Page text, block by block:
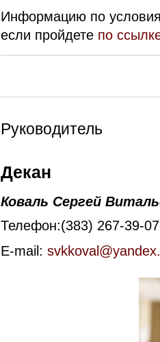
Информацию по
если пройдете по
Руководитель
Декан
Коваль Сергей
Телефон:(383) 267-39-07
E-mail: